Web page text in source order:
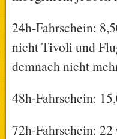
24h-Fahrschein:
nicht Tivoli und
demnach nicht
48h-Fahrschein:
72h-Fahrschein: